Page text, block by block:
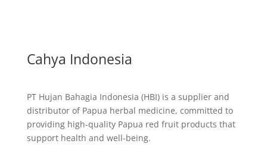
Cahya Indonesia
PT Hujan Bahagia Indonesia (HBI) is a supplier and
distributor of Papua herbal medicine, committed to
providing high-quality Papua red fruit products that
support health and well-being.